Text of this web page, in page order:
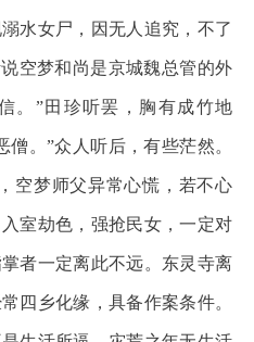
水女尸，因无人追究，不了
空梦和尚是京城魏总管的外
。”田珍听罢，胸有成竹地
。”众人听后，有些茫然。
空梦师父异常心慌，若不心
室劫色，强抢民女，一定对
者一定离此不远。东灵寺离
四乡化缘，具备作案条件。